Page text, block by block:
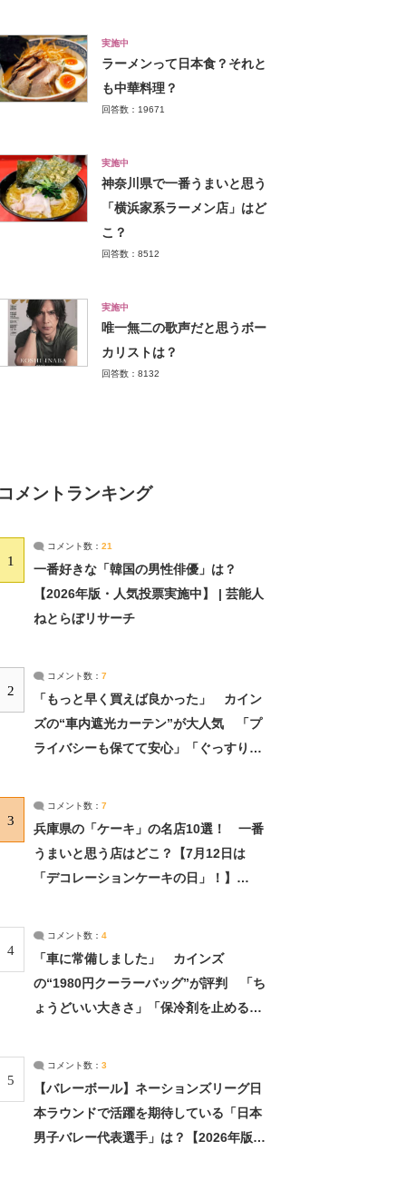
実施中
ラーメンって日本食？それと
も中華料理？
回答数：19671
実施中
神奈川県で一番うまいと思う
「横浜家系ラーメン店」はど
こ？
回答数：8512
実施中
唯一無二の歌声だと思うボー
カリストは？
回答数：8132
コメントランキング
1
コメント数： 21
一番好きな「韓国の男性俳優」は？
【2026年版・人気投票実施中】 | 芸能人
ねとらぼリサーチ
2
コメント数： 7
「もっと早く買えば良かった」 カイン
ズの“車内遮光カーテン”が大人気 「プ
ライバシーも保てて安心」「ぐっすり眠
3
コメント数： 7
兵庫県の「ケーキ」の名店10選！ 一番
うまいと思う店はどこ？【7月12日は
「デコレーションケーキの日」！】
4
コメント数： 4
「車に常備しました」 カインズ
の“1980円クーラーバッグ”が評判 「ち
ょうどいい大きさ」「保冷剤を止めるベ
5
コメント数： 3
【バレーボール】ネーションズリーグ日
本ラウンドで活躍を期待している「日本
男子バレー代表選手」は？【2026年版・